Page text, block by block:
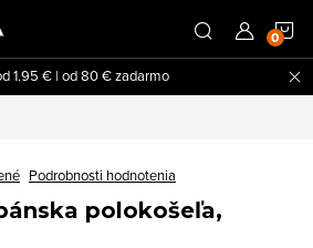
1.95 € | od 80 € zadarmo
Podrobnosti hodnotenia
polokošeľa,